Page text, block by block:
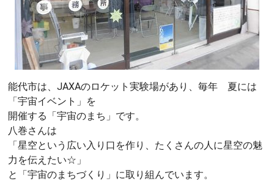
能代市は、JAXAのロケット実験場があり、毎年 夏には
「宇宙イベント」を
開催する「宇宙のまち」です。
八巻さんは
「星空という広い入り口を作り、たくさんの人に星空の魅
力を伝えたい☆」
と「宇宙のまちづくり」に取り組んでいます。